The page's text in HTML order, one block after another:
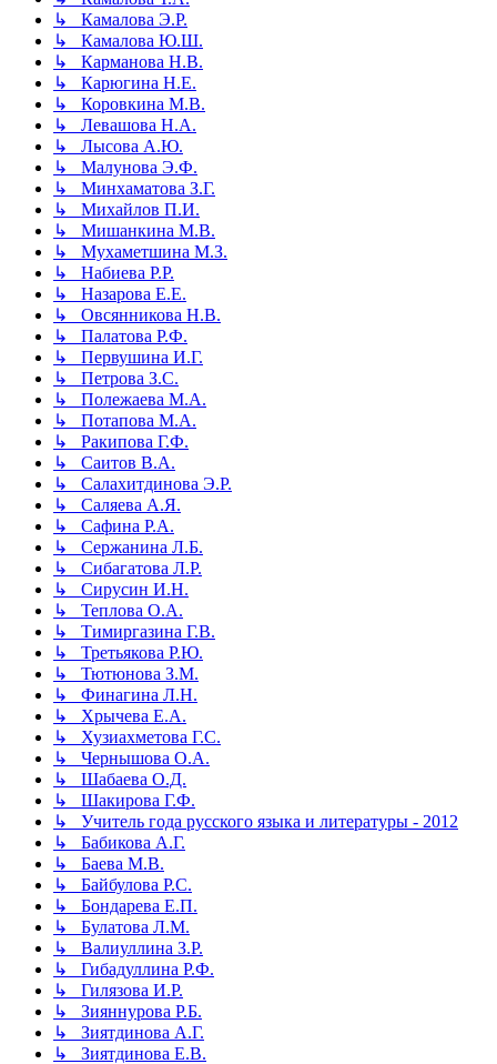
↳ Камалова Э.Р.
↳ Камалова Ю.Ш.
↳ Карманова Н.В.
↳ Карюгина Н.Е.
↳ Коровкина М.В.
↳ Левашова Н.А.
↳ Лысова А.Ю.
↳ Малунова Э.Ф.
↳ Минхаматова З.Г.
↳ Михайлов П.И.
↳ Мишанкина М.В.
↳ Мухаметшина М.З.
↳ Набиева Р.Р.
↳ Назарова Е.Е.
↳ Овсянникова Н.В.
↳ Палатова Р.Ф.
↳ Первушина И.Г.
↳ Петрова З.С.
↳ Полежаева М.А.
↳ Потапова М.А.
↳ Ракипова Г.Ф.
↳ Саитов В.А.
↳ Салахитдинова Э.Р.
↳ Саляева А.Я.
↳ Сафина Р.А.
↳ Сержанина Л.Б.
↳ Сибагатова Л.Р.
↳ Сирусин И.Н.
↳ Теплова О.А.
↳ Тимиргазина Г.В.
↳ Третьякова Р.Ю.
↳ Тютюнова З.М.
↳ Финагина Л.Н.
↳ Хрычева Е.А.
↳ Хузиахметова Г.С.
↳ Чернышова О.А.
↳ Шабаева О.Д.
↳ Шакирова Г.Ф.
↳ Учитель года русского языка и литературы - 2012
↳ Бабикова А.Г.
↳ Баева М.В.
↳ Байбулова Р.С.
↳ Бондарева Е.П.
↳ Булатова Л.М.
↳ Валиуллина З.Р.
↳ Гибадуллина Р.Ф.
↳ Гилязова И.Р.
↳ Зияннурова Р.Б.
↳ Зиятдинова А.Г.
↳ Зиятдинова Е.В.